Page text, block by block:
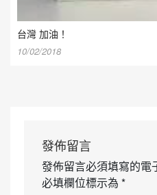
台灣 加油！
10/02/2018
發佈留言
發佈留言必須填寫的電
必填欄位標示為 *